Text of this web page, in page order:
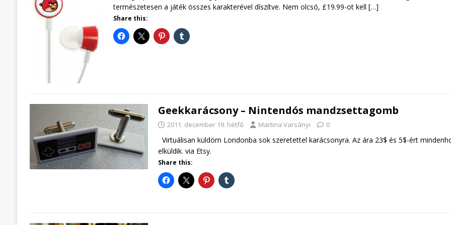
természetesen a játék összes karakterével díszítve. Nem olcsó, £19.99-ot kell […]
Share this:
Geekkarácsony – Nintendós mandzsettagomb
2011. december 19. hétfő Martina Varsányi 0
Virtuálisan küldöm Londonba sok szeretettel karácsonyra. Az ára 23$ és 5$-ért
elküldik. via Etsy.
Share this: